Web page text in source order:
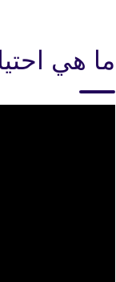
ما هي